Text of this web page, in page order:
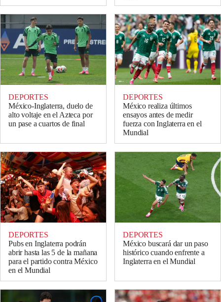
DEPORTES
México-Inglaterra, duelo de
alto voltaje en el Azteca por
un pase a cuartos de final
DEPORTES
México realiza últimos
ensayos antes de medir
fuerza con Inglaterra en el
Mundial
DEPORTES
Pubs en Inglaterra podrán
abrir hasta las 5 de la mañana
para el partido contra México
en el Mundial
DEPORTES
México buscará dar un paso
histórico cuando enfrente a
Inglaterra en el Mundial